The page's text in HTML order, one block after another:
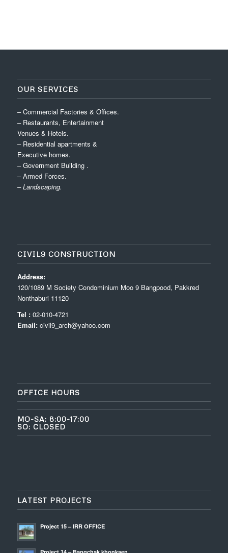
OUR SERVICES
– Commercial Factories & Offices.
– Restaurants, Entertainment
Venues & Hotels.
– Residential apartments &
Executive homes.
– Government Building .
– Armed Forces.
– Landscaping.
CIVIL9 CONSTRUCTION
Address:
120/1089 M Society Condominium Moo 9 Bangpood, Pakkred
Nonthaburi 11120
Tel :02-010-4721
Email: civil9_arch@yahoo.com
OFFICE HOURS
MO-SA: 8:00-17:00
SO: CLOSED
LATEST PROJECTS
Project 15 – IRR OFFICE